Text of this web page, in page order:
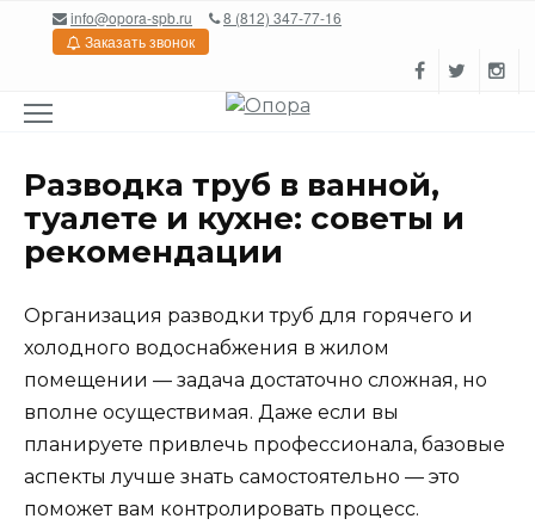
Перейтиinfo@opora-spb.ru
8 (812) 347-77-16
Заказать звонок
Разводка труб в ванной,
туалете и кухне: советы и
рекомендации
Организация разводки труб для горячего и
холодного водоснабжения в жилом
помещении — задача достаточно сложная, но
вполне осуществимая. Даже если вы
планируете привлечь профессионала, базовые
аспекты лучше знать самостоятельно — это
поможет вам контролировать процесс.